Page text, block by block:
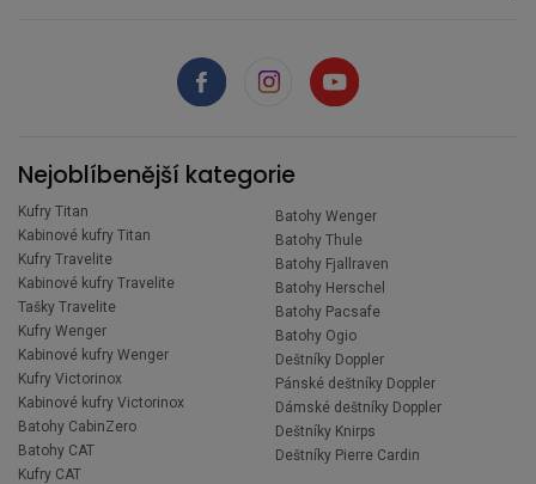
Nejoblíbenější kategorie
Kufry Titan
Kabinové kufry Titan
Kufry Travelite
Kabinové kufry Travelite
Tašky Travelite
Kufry Wenger
Kabinové kufry Wenger
Kufry Victorinox
Kabinové kufry Victorinox
Batohy CabinZero
Batohy CAT
Kufry CAT
Batohy Wenger
Batohy Thule
Batohy Fjallraven
Batohy Herschel
Batohy Pacsafe
Batohy Ogio
Deštníky Doppler
Pánské deštníky Doppler
Dámské deštníky Doppler
Deštníky Knirps
Deštníky Pierre Cardin